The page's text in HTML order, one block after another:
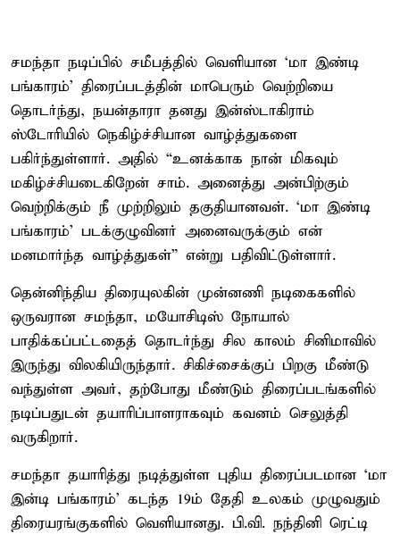
சமந்தா நடிப்பில் சமீபத்தில் வெளியான ‘மா இண்டி
பங்காரம்’ திரைப்படத்தின் மாபெரும் வெற்றியை
தொடர்ந்து, நயன்தாரா தனது இன்ஸ்டாகிராம்
ஸ்டோரியில் நெகிழ்ச்சியான வாழ்த்துகளை
பகிர்ந்துள்ளார். அதில் “உனக்காக நான் மிகவும்
மகிழ்ச்சியடைகிறேன் சாம். அனைத்து அன்பிற்கும்
வெற்றிக்கும் நீ முற்றிலும் தகுதியானவள். ‘மா இண்டி
பங்காரம்’ படக்குழுவினர் அனைவருக்கும் என்
மனமார்ந்த வாழ்த்துகள்” என்று பதிவிட்டுள்ளார்.
தென்னிந்திய திரையுலகின் முன்னணி நடிகைகளில்
ஒருவரான சமந்தா, மயோசிடிஸ் நோயால்
பாதிக்கப்பட்டதைத் தொடர்ந்து சில காலம் சினிமாவில்
இருந்து விலகியிருந்தார். சிகிச்சைக்குப் பிறகு மீண்டு
வந்துள்ள அவர், தற்போது மீண்டும் திரைப்படங்களில்
நடிப்பதுடன் தயாரிப்பாளராகவும் கவனம் செலுத்தி
வருகிறார்.
சமந்தா தயாரித்து நடித்துள்ள புதிய திரைப்படமான ‘மா
இன்டி பங்காரம்’ கடந்த 19ம் தேதி உலகம் முழுவதும்
திரையரங்குகளில் வெளியானது. பி.வி. நந்தினி ரெட்டி